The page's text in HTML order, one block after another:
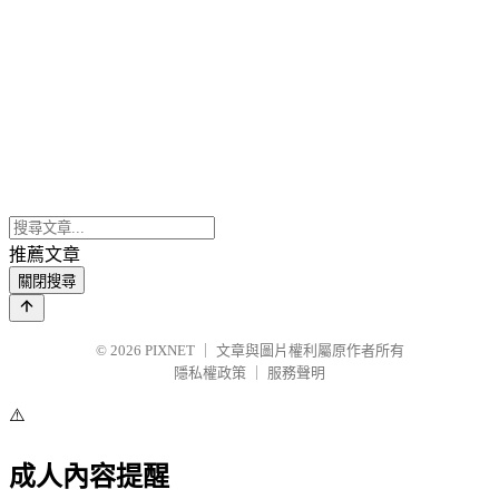
推薦文章
關閉搜尋
© 2026 PIXNET
文章與圖片權利屬原作者所有
隱私權政策
服務聲明
⚠️
成人內容提醒